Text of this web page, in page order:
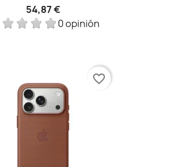
54,87 €
0 opinión
favorite_border